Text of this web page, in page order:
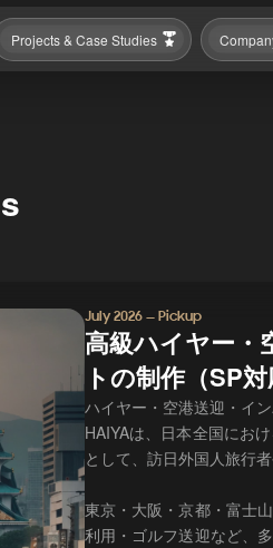
Projects & Case Studies
July 2026 — Pickup
高級ハイヤー・
トの制作（SP対
ハイヤー・空港送迎・イ
HAIYAは、日本全国にお
として、訪日外国人旅行
東京・大阪・京都・富士
利用・ゴルフ送迎など、